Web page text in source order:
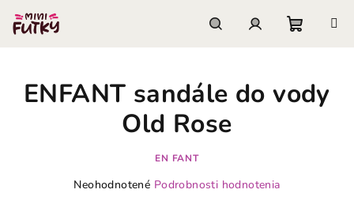
obsah
košík
ENFANT sandále do vody
Old Rose
EN FANT
Priemerné
Neohodnotené Podrobnosti hodnotenia